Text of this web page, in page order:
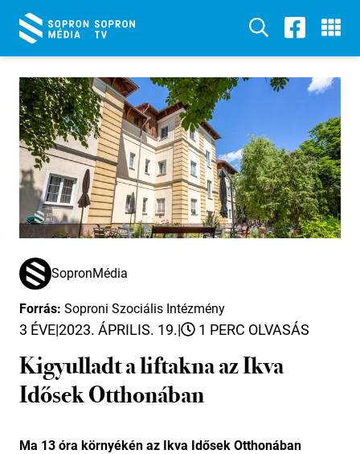
SopronMédia
Forrás: Soproni Szociális Intézmény
3 ÉVE|2023. ÁPRILIS. 19.| 1 PERC OLVASÁS
Kigyulladt a liftakna az Ikva
Idősek Otthonában
Ma 13 óra környékén az Ikva Idősek Otthonában